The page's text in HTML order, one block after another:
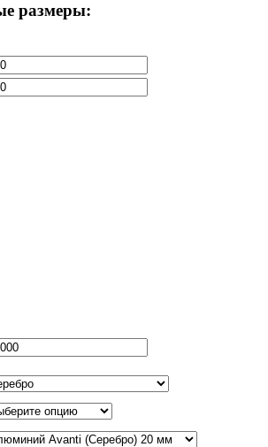
размеры: